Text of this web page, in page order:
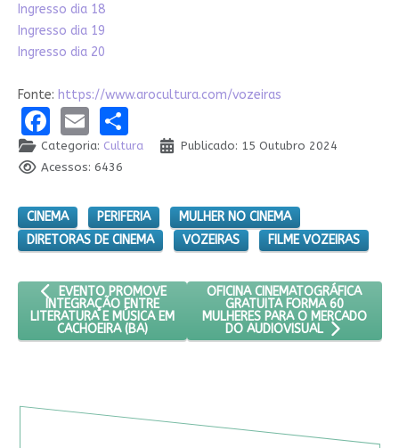
Ingresso dia 18
Ingresso dia 19
Ingresso dia 20
Fonte: https://www.arocultura.com/vozeiras
Facebook
EmailShare
Categoria: Cultura
Publicado: 15 Outubro 2024
Acessos: 6436
CINEMA PERIFERIA
MULHER NO CINEMA
DIRETORAS DE CINEMA
VOZEIRAS FILME VOZEIRAS
ARTIGO ANTERIOR: EVENTO PROMOVE INTEGRAÇÃO ENTRE
EVENTO PROMOVE
INTEGRAÇÃO ENTRE
LITERATURA E MÚSICA EM
CACHOEIRA (BA)
PRÓXIMO ARTIGO: OFICINA
OFICINA CINEMATOGRÁFICA
GRATUITA FORMA 60
MULHERES PARA O MERCADO
DO AUDIOVISUAL